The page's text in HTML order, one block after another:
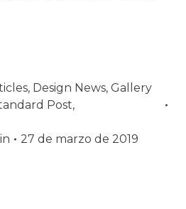
, Design News, Gallery
Post,
27 de marzo de 2019